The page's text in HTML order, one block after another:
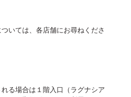
いては、各店舗にお尋ねくださ
る場合は１階入口（ラグナシア